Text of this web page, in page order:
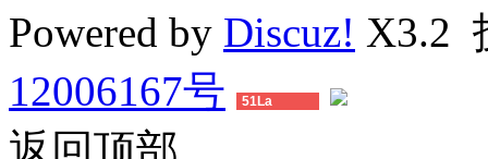
Powered by Discuz! X3.2
12006167号
51La
返回顶部